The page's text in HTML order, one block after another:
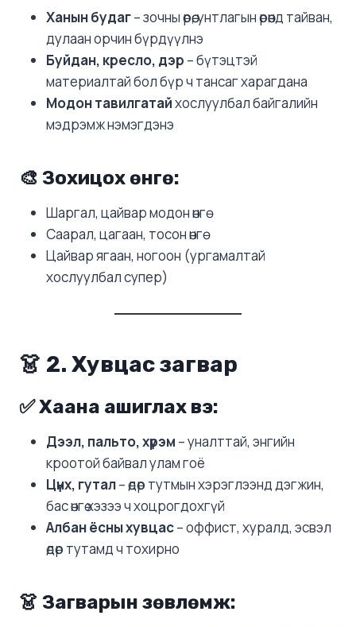
Ханын будаг– зочны өрөө, унтлагын өрөөнд тайван,
дулаан орчин бүрдүүлнэ
Буйдан, кресло, дэр – бүтэцтэй
материалтай бол бүр ч тансаг харагдана
Модон тавилгатайхослуулбал байгалийн
мэдрэмж нэмэгдэнэ
🎨 Зохицох өнгө:
Шаргал, цайвар модон өнгө
Саарал, цагаан, тосон өнгө
Цайвар ягаан, ногоон (ургамалтай
хослуулбал супер)
👗 2. Хувцас загвар
✅ Хаана ашиглах вэ:
Дээл, пальто, хүрэм – уналттай, энгийн
кроотой байвал улам гоё
Цүнх, гутал– өдөр тутмын хэрэглээнд дэгжин,
бас өнгө хэзээ ч хоцрогдохгүй
Албан ёсны хувцас– оффист, хуралд, эсвэл
өдөр тутамд ч тохирно
👗 Загварын зөвлөмж: